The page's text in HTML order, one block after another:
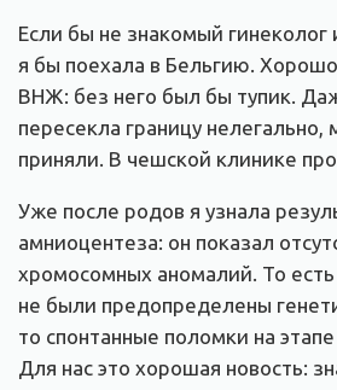
Если бы не знакомый гинеколог
я бы поехала в Бельгию.
ВНЖ: без него был бы тупик.
пересекла границу нелегально,
приняли. В чешской клинике
Уже после родов я узнала
амниоцентеза: он показал
хромосомных аномалий. То
не были предопределены
то спонтанные поломки на
Для нас это хорошая новость: